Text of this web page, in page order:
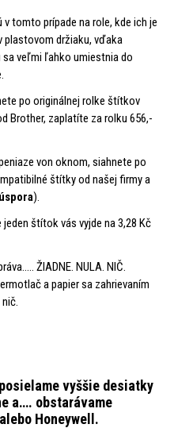
v tomto prípade na role, kde ich je
plastovom držiaku, vďaka
veľmi ľahko umiestnia do
po originálnej rolke štítkov
Brother, zaplatíte za rolku 656,-
von oknom, siahnete po
štítky od našej firmy a
).
štítok vás vyjde na 3,28 Kč
ŽIADNE. NULA. NIČ.
a papier sa zahrievaním
vyššie desiatky
a…. obstarávame
Honeywell.